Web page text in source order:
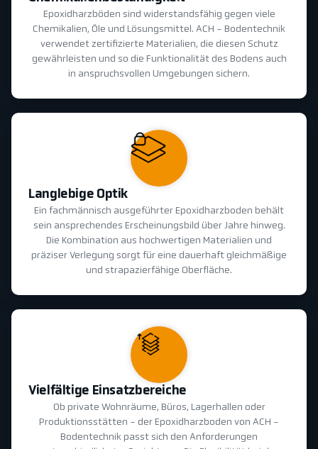
Epoxidharzböden sind widerstandsfähig gegen viele
Chemikalien, Öle und Lösungsmittel. ACH - Bodentechnik
verwendet zertifizierte Materialien, die diesen Schutz
gewährleisten und so die Funktionalität des Bodens auch
in anspruchsvollen Umgebungen sichern.
Langlebige Optik
Ein fachmännisch ausgeführter Epoxidharzboden behält
sein ansprechendes Erscheinungsbild über Jahre hinweg.
Die Kombination aus hochwertigen Materialien und
präziser Verlegung sorgt für eine dauerhaft gleichmäßige
und strapazierfähige Oberfläche.
Vielfältige Einsatzbereiche
Ob private Wohnräume, Büros, Lagerhallen oder
Produktionsstätten - der Epoxidharzboden von ACH -
Bodentechnik passt sich den Anforderungen